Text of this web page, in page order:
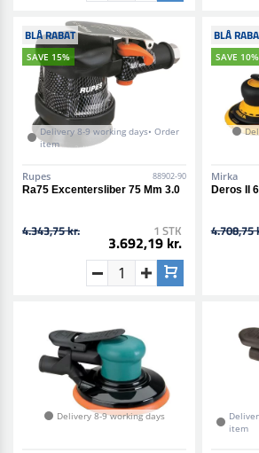
BLÅ RABAT
SAVE 15%
Delivery 8-9 working days• Order
item
Rupes 88902-90
Ra75 Excentersliber 75 Mm 3.0
4.343,75 kr. 1 STK
3.692,19 kr.
BLÅ
SAVE 10%
Mirka
Deros II
4.708,75
Delivery 8-9 working days
item